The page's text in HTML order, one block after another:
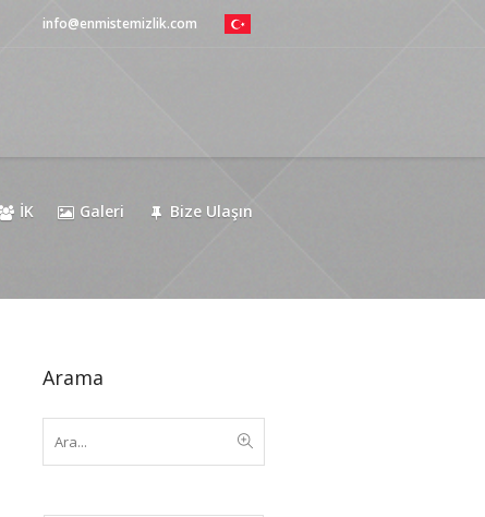
info@enmistemizlik.com
İK Galeri Bize Ulaşın
Arama